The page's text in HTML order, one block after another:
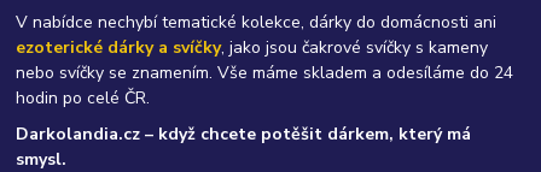
V nabídce nechybí tematické kolekce, dárky do domácnosti ani
ezoterické dárky a svíčky, jako jsou čakrové svíčky s kameny
nebo svíčky se znamením. Vše máme skladem a odesíláme do 24
hodin po celé ČR.
Darkolandia.cz – když chcete potěšit dárkem, který má
smysl.